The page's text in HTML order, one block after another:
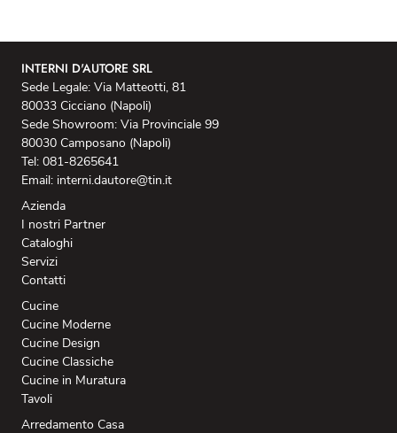
INTERNI D'AUTORE SRL
Sede Legale: Via Matteotti, 81
80033 Cicciano (Napoli)
Sede Showroom: Via Provinciale 99
80030 Camposano (Napoli)
Tel: 081-8265641
Email: interni.dautore@tin.it
Azienda
I nostri Partner
Cataloghi
Servizi
Contatti
Cucine
Cucine Moderne
Cucine Design
Cucine Classiche
Cucine in Muratura
Tavoli
Arredamento Casa